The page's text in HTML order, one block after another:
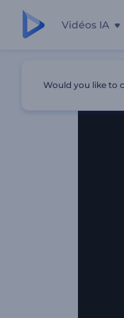
Vidéos IA
Would you like to